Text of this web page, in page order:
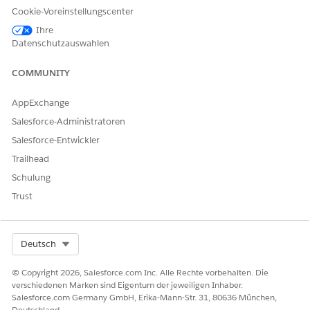
Anhand dieses verbundenen Datenmodells können
Institutionen nachvollziehen, wie sich Bildung in realen
fördern, und fundiertere Entscheidungen darüber treffen, wo
Einrichten von Unternehmensbeziehungen
Funktionen und Objekte für Unternehmensbeziehungen.
Erstellen Sie aktive Versionen der Flows, um
Partnerschaftsplatzierungsdatensätze und Ergebniszahlen
KONNTEN SIE IHR PROBLEM MITHILFE DIESES ARTIKELS
LÖSEN?
Geben Sie uns Feedback, damit wir uns verbessern können.
Cookie-Voreinstellungscenter
Ihre
Datenschutzauswahlen
COMMUNITY
AppExchange
Salesforce-Administratoren
Salesforce-Entwickler
Trailhead
Schulung
Trust
Deutsch
© Copyright 2026, Salesforce.com Inc. Alle Rechte vorbehalten. Die
verschiedenen Marken sind Eigentum der jeweiligen Inhaber.
Salesforce.com Germany GmbH, Erika-Mann-Str. 31, 80636 München,